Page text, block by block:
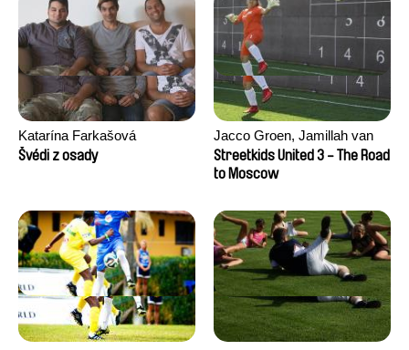
Katarína Farkašová
Švédi z osady
Jacco Groen, Jamillah van
der Hulst
Streetkids United 3 - The Road
to Moscow